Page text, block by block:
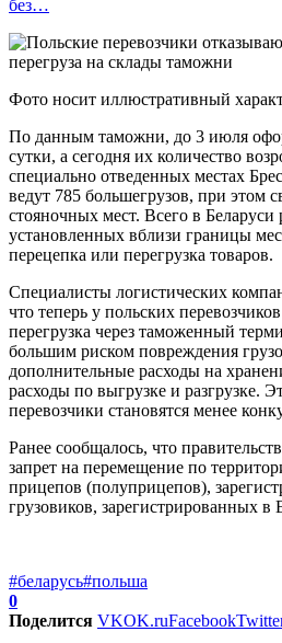
без…
Фото носит иллюстративный
По данным таможни, до 3 июля
сутки, а сегодня их количество
специально отведенных местах
ведут 785 большегрузов, при этом
стояночных мест. Всего в
установленных вблизи границы
перецепка или перегрузка товаров.
Специалисты логистических
что теперь у польских
перегрузка через таможенный
большим риском повреждения
дополнительные расходы на
расходы по выгрузке и разгрузке.
перевозчики становятся менее
Ранее сообщалось, что
запрет на перемещение по
прицепов (полуприцепов),
грузовиков, зарегистрированных в
#беларусь#польша
0
Поделится VKOK.ruFacebook